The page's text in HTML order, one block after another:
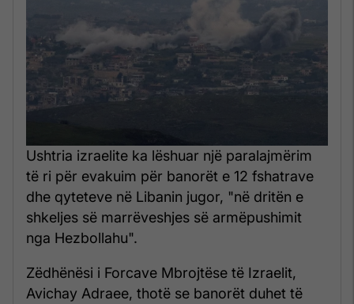
Ushtria izraelite ka lëshuar një paralajmërim
të ri për evakuim për banorët e 12 fshatrave
dhe qyteteve në Libanin jugor, "në dritën e
shkeljes së marrëveshjes së armëpushimit
nga Hezbollahu".
Zëdhënësi i Forcave Mbrojtëse të Izraelit,
Avichay Adraee, thotë se banorët duhet të